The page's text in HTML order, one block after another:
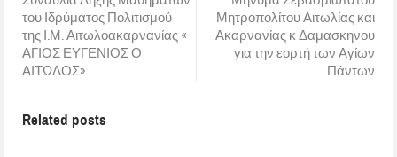
του Ιδρύματος Πολιτισμού
της Ι.Μ. Αιτωλοακαρνανίας «
ΑΓΙΟΣ ΕΥΓΕΝΙΟΣ Ο
ΑΙΤΩΛΟΣ»
Μητροπολίτου Αιτωλίας και
Ακαρνανίας κ Δαμασκηνου
για την εορτή των Αγίων
Πάντων
Related posts